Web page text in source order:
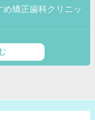
矯正歯科クリニッ